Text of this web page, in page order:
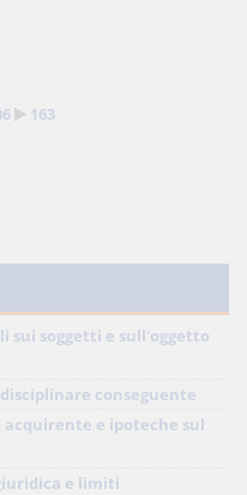
163
sui soggetti e sull'oggetto
conseguente
e ipoteche sul
e limiti